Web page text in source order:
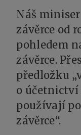
Náš
závěrce od
pohledem
závěrce.
předložku
o
používají
závěrce“.